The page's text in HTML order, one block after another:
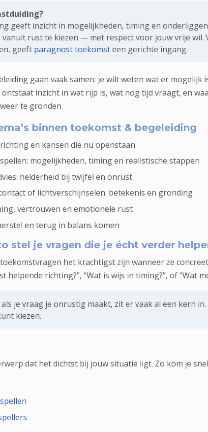
geeft inzicht in mogelijkheden, timing en
vanuit rust te kiezen — met respect voor jouw vrije
geeft paragnost toekomsteen gerichte ingang.
gaan vaak samen: je wilt weten wat er
inzicht in wat rijp is, wat nog tijd vraagt, en
te gronden.
binnen toekomst & begeleiding
en kansen die nu openstaan
mogelijkheden, timing en realistische stappen
helderheid bij twijfel en onrust
of lichtverschijnselen: betekenis en gronding
vertrouwen en emotionele rust
en terug in balans komen
stel je vragen die je écht verder
het krachtigst zijn wanneer ze
helpende richting?”, “Wat is wijs in timing?”, of “Wat
je vraag je onrustig maakt, zit er vaak al een kern
kiezen.
dat het dichtst bij jouw situatie ligt. Zo kom je